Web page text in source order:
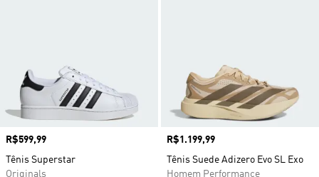
Preço
R$599,99
Tênis Superstar
Originals
Preço
R$1.199,99
Tênis Suede Adizero Evo SL Exo
Homem Performance